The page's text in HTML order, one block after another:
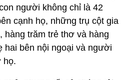
người không chỉ là 42
cạnh họ, những trụ cột gia
hàng trăm trẻ thơ và hàng
hai bên nội ngoại và người
họ.